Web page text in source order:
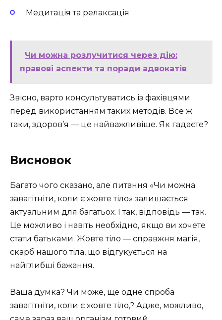
Медитація та релаксація
Чи можна розлучитися через дію:
правові аспекти та поради адвокатів
Звісно, варто консультуватись із фахівцями
перед використанням таких методів. Все ж
таки, здоров’я — це найважливіше. Як гадаєте?
Висновок
Багато чого сказано, але питання «Чи можна
завагітніти, коли є жовте тіло» залишається
актуальним для багатьох. І так, відповідь — так.
Це можливо і навіть необхідно, якщо ви хочете
стати батьками. Жовте тіло — справжня магія,
скарб нашого тіла, що відгукується на
найглибші бажання.
Ваша думка? Чи може, ще одне спроба
завагітніти, коли є жовте тіло,? Адже, можливо,